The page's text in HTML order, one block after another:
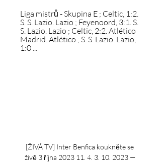
Liga mistrů - Skupina E ; Celtic, 1:2.
S. S. Lazio. Lazio ; Feyenoord, 3:1. S.
S. Lazio. Lazio ; Celtic, 2:2. Atlético
Madrid. Atlético ; S. S. Lazio. Lazio,
1:0 ...
[ŽIVÁ TV] Inter Benfica koukněte se
živě 3 října 2023 11. 4. 3. 10. 2023 —